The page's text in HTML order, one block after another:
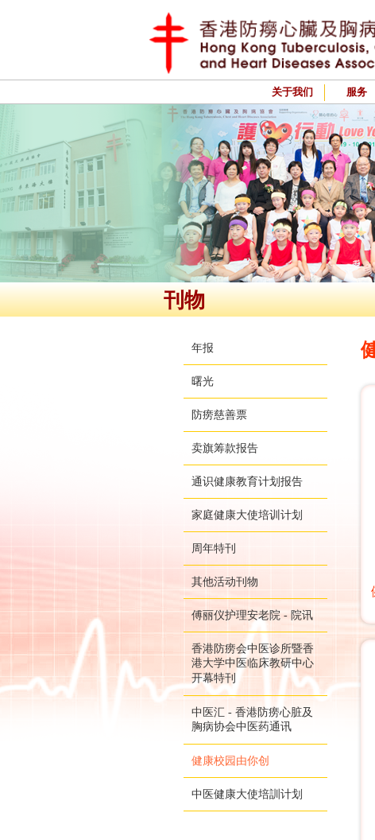
关于我们 服务
刊物
年报
曙光
防痨慈善票
卖旗筹款报告
通识健康教育计划报告
家庭健康大使培训计划
周年特刊
其他活动刊物
傅丽仪护理安老院 - 院讯
香港防痨会中医诊所暨香
港大学中医临床教研中心
开幕特刊
中医汇 - 香港防痨心脏及
胸病协会中医药通讯
健康校园由你创
中医健康大使培訓计划